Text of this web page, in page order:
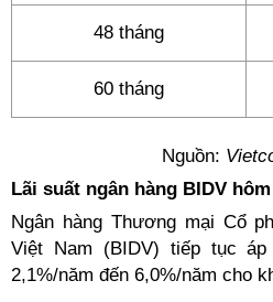
48 tháng
60 tháng
Nguồn:
Lãi suất ngân hàng BIDV
Ngân hàng Thương mại Cổ
Việt Nam (BIDV) tiếp tục
2,1%/năm đến 6,0%/năm cho